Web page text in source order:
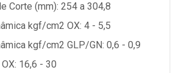
Corte (mm): 254 a 304,8
kgf/cm2 OX: 4 - 5,5
kgf/cm2 GLP/GN: 0,6 - 0,9
16,6 - 30